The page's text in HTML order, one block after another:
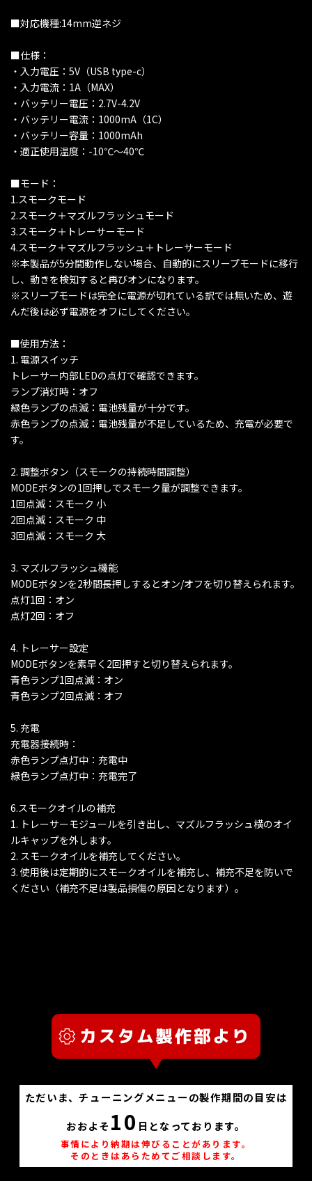
■対応機種:14mm逆ネジ
■仕様：
・入力電圧：5V（USB type-c）
・入力電流：1A（MAX）
・バッテリー電圧：2.7V-4.2V
・バッテリー電流：1000mA（1C）
・バッテリー容量：1000mAh
・適正使用温度：-10℃～40℃
■モード：
1.スモークモード
2.スモーク＋マズルフラッシュモード
3.スモーク＋トレーサーモード
4.スモーク＋マズルフラッシュ＋トレーサーモード
※本製品が5分間動作しない場合、自動的にスリープモードに移行
し、動きを検知すると再びオンになります。
※スリープモードは完全に電源が切れている訳では無いため、遊
んだ後は必ず電源をオフにしてください。
■使用方法：
1. 電源スイッチ
トレーサー内部LEDの点灯で確認できます。
ランプ消灯時：オフ
緑色ランプの点滅：電池残量が十分です。
赤色ランプの点滅：電池残量が不足しているため、充電が必要で
す。
2. 調整ボタン（スモークの持続時間調整）
MODEボタンの1回押しでスモーク量が調整できます。
1回点滅：スモーク 小
2回点滅：スモーク 中
3回点滅：スモーク 大
3. マズルフラッシュ機能
MODEボタンを2秒間長押しするとオン/オフを切り替えられます。
点灯1回：オン
点灯2回：オフ
4. トレーサー設定
MODEボタンを素早く2回押すと切り替えられます。
青色ランプ1回点滅：オン
青色ランプ2回点滅：オフ
5. 充電
充電器接続時：
赤色ランプ点灯中：充電中
緑色ランプ点灯中：充電完了
6.スモークオイルの補充
1. トレーサーモジュールを引き出し、マズルフラッシュ横のオイ
ルキャップを外します。
2. スモークオイルを補充してください。
3. 使用後は定期的にスモークオイルを補充し、補充不足を防いで
ください（補充不足は製品損傷の原因となります）。
ただいま、チューニングメニューの製作期間の目安は
おおよそ 10 日となっております。
事情により納期は伸びることがあります。
そのときはあらためてご相談します。